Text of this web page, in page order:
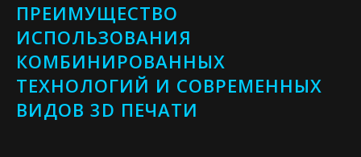
ПРЕИМУЩЕСТВО
ИСПОЛЬЗОВАНИЯ
КОМБИНИРОВАННЫХ
ТЕХНОЛОГИЙ И СОВРЕМЕННЫХ
ВИДОВ 3D ПЕЧАТИ